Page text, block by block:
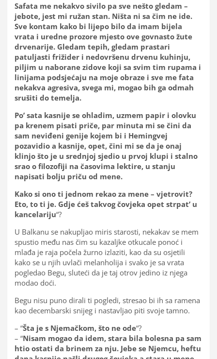
Safata me nekakvo sivilo pa sve nešto gledam –
jebote, jest mi ružan stan. Ništa ni sa čim ne ide.
Sve kontam kako bi lijepo bilo da imam bijela
vrata i uredne prozore mjesto ove govnasto žute
drvenarije. Gledam tepih, gledam prastari
patuljasti frižider i nedovršenu drvenu kuhinju,
piljim u naborane zidove koji sa svim tim rupama i
linijama podsjećaju na moje obraze i sve me fata
nekakva agresiva, svega mi, mogao bih ga odmah
srušiti do temelja.
Po’ sata kasnije se ohladim, uzmem papir i olovku
pa krenem pisati priče, par minuta mi se čini da
sam neviđeni genije kojem bi i Hemingvej
pozavidio a kasnije, opet, čini mi se da je onaj
klinjo što je u srednjoj sjedio u prvoj klupi i stalno
srao o filozofiji na časovima lektire, u stanju
napisati bolju priču od mene.
Kako si ono ti jednom rekao za mene – vjetrovit?
Eto, to ti je. Gdje ćeš takvog čovjeka opet strpat’ u
kancelariju“?
U Balkanu se nakupljao miris starosti, nekakav se mem
spustio među nas čim su kazaljke otkucale ponoć i
mlađa je raja počela žurno izlaziti, kao da su osjetili
kako se u njih uvlači melanholija i svako je sa vrata
pogledao Begu, sluteći da je taj otrov jedino iz njega
modao doći.
Begu nisu puno dirali ti pogledi, stresao bi ih sa ramena
kao decembarski snijeg i nastavljao piti svoje tamno.
– “Šta je s Njemačkom, što ne ode“?
– “Nisam mogao da idem, stara bila bolesna pa sam
htio ostati da brinem za nju. Jebe se Njemcu, heftu